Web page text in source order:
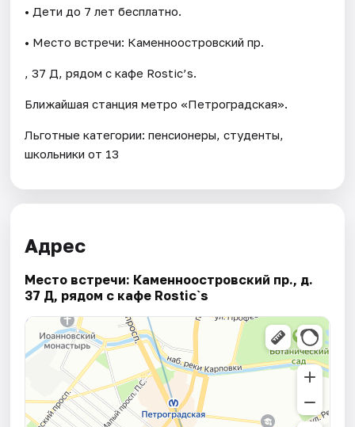
• Дети до 7 лет бесплатно.
• Место встречи: Каменноостровский пр.
, 37 Д, рядом с кафе Rostic’s.
Ближайшая станция метро «Петроградская».
Льготные категории: пенсионеры, студенты,
школьники от 13
Адрес
Место встречи: Каменноостровский пр., д.
37 Д, рядом с кафе Rostic`s